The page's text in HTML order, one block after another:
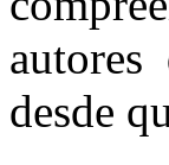
autores
desde